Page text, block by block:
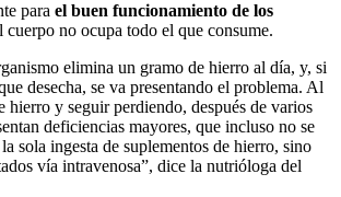
para el buen funcionamiento de los
cuerpo no ocupa todo el que consume.
elimina un gramo de hierro al día, y, si
desecha, se va presentando el problema. Al
hierro y seguir perdiendo, después de varios
deficiencias mayores, que incluso no se
sola ingesta de suplementos de hierro, sino
vía intravenosa”, dice la nutrióloga del